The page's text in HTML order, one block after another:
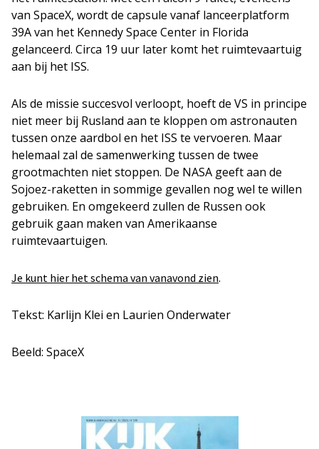
van SpaceX, wordt de capsule vanaf lanceerplatform
39A van het Kennedy Space Center in Florida
gelanceerd. Circa 19 uur later komt het ruimtevaartuig
aan bij het ISS.
Als de missie succesvol verloopt, hoeft de VS in principe
niet meer bij Rusland aan te kloppen om astronauten
tussen onze aardbol en het ISS te vervoeren. Maar
helemaal zal de samenwerking tussen de twee
grootmachten niet stoppen. De NASA geeft aan de
Sojoez-raketten in sommige gevallen nog wel te willen
gebruiken. En omgekeerd zullen de Russen ook
gebruik gaan maken van Amerikaanse
ruimtevaartuigen.
Je kunt hier het schema van vanavond zien.
Tekst: Karlijn Klei en Laurien Onderwater
Beeld: SpaceX